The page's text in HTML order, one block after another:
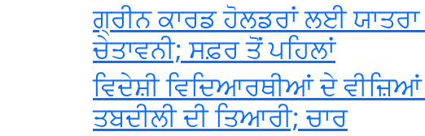
ਗ੍ਰੀਨ ਕਾਰਡ ਹੋਲਡਰਾਂ ਲਈ
ਚੇਤਾਵਨੀ; ਸਫ਼ਰ ਤੋਂ ਪਹਿਲਾਂ
ਵਿਦੇਸ਼ੀ ਵਿਦਿਆਰਥੀਆਂ ਦੇ
ਤਬਦੀਲੀ ਦੀ ਤਿਆਰੀ; ਚਾਰ